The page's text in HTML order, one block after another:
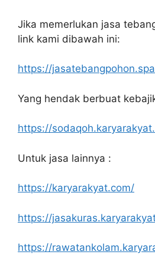
Jika memerlukan jasa
link kami dibawah ini:
https://
Yang hendak berbuat
https://
Untuk jasa lainnya :
https://karyarakyat.com/
https://
https://